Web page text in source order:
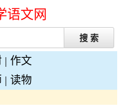
语文网
| 作文
| 读物